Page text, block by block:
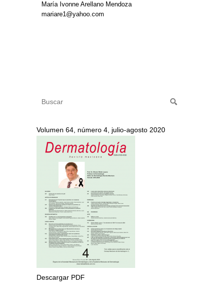
María Ivonne Arellano Mendoza
mariare1@yahoo.com
Volumen 64, número 4, julio-agosto 2020
Descargar PDF